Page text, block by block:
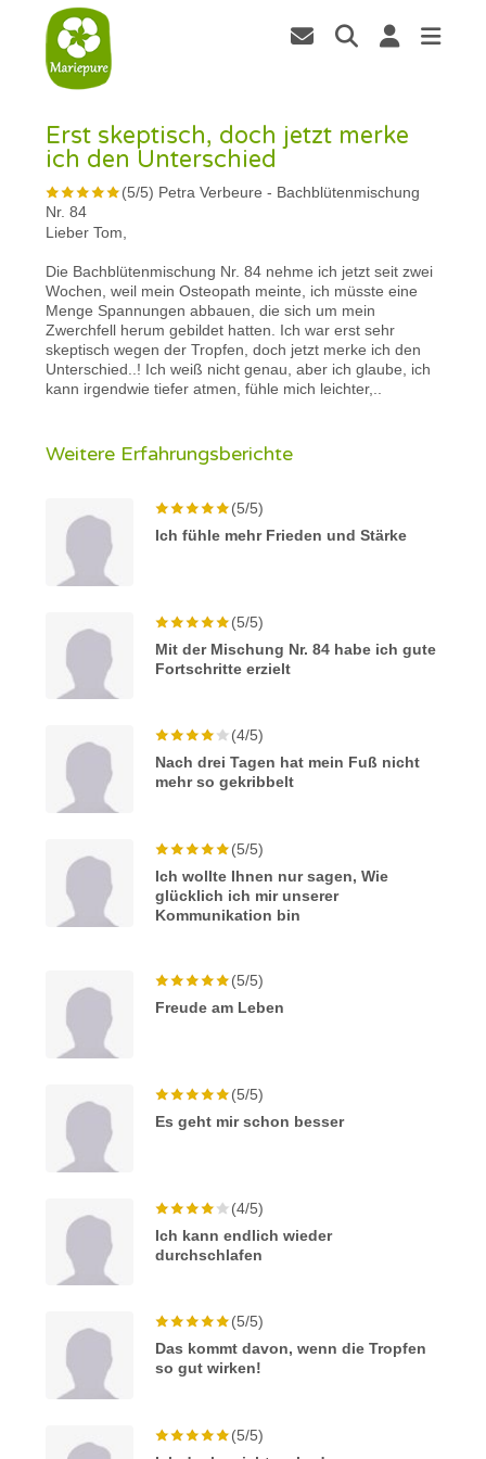
Erst skeptisch, doch jetzt merke
ich den Unterschied
(5/5) Petra Verbeure - Bachblütenmischung
Nr. 84
Lieber Tom,
Die Bachblütenmischung Nr. 84 nehme ich jetzt seit zwei
Wochen, weil mein Osteopath meinte, ich müsste eine
Menge Spannungen abbauen, die sich um mein
Zwerchfell herum gebildet hatten. Ich war erst sehr
skeptisch wegen der Tropfen, doch jetzt merke ich den
Unterschied..! Ich weiß nicht genau, aber ich glaube, ich
kann irgendwie tiefer atmen, fühle mich leichter,..
Weitere Erfahrungsberichte
(5/5)
Ich fühle mehr Frieden und Stärke
(5/5)
Mit der Mischung Nr. 84 habe ich gute
Fortschritte erzielt
(4/5)
Nach drei Tagen hat mein Fuß nicht
mehr so gekribbelt
(5/5)
Ich wollte Ihnen nur sagen, Wie
glücklich ich mir unserer
Kommunikation bin
(5/5)
Freude am Leben
(5/5)
Es geht mir schon besser
(4/5)
Ich kann endlich wieder
durchschlafen
(5/5)
Das kommt davon, wenn die Tropfen
so gut wirken!
(5/5)